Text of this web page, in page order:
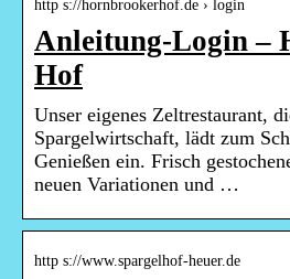
http s://hornbrookerhof.de › login
Anleitung-Login –
Hof
Unser eigenes Zeltrestaurant,
Spargelwirtschaft, lädt zum
Genießen ein. Frisch
neuen Variationen und …
http s://www.spargelhof-heuer.de